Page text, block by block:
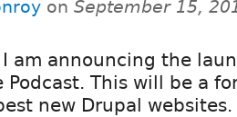
on September 15,
am announcing the
Podcast. This will be a
new Drupal websites.